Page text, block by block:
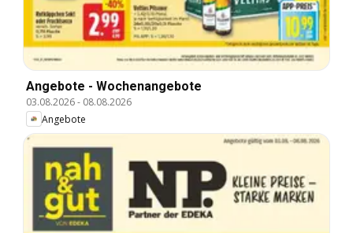
Angebote - Wochenangebote
03.08.2026- 08.08.2026
Angebote